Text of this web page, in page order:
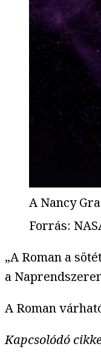
A Nancy
Forrás:
„A Roman a
a
A Roman
Kapcsolódó